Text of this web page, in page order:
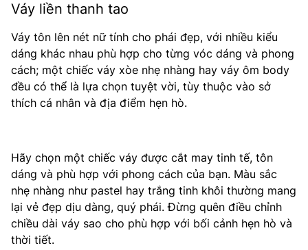
Váy liền thanh tao
Váy tôn lên nét nữ tính cho phái đẹp, với nhiều kiểu
dáng khác nhau phù hợp cho từng vóc dáng và phong
cách; một chiếc váy xòe nhẹ nhàng hay váy ôm body
đều có thể là lựa chọn tuyệt vời, tùy thuộc vào sở
thích cá nhân và địa điểm hẹn hò.
Hãy chọn một chiếc váy được cắt may tinh tế, tôn
dáng và phù hợp với phong cách của bạn. Màu sắc
nhẹ nhàng như pastel hay trắng tinh khôi thường mang
lại vẻ đẹp dịu dàng, quý phái. Đừng quên điều chỉnh
chiều dài váy sao cho phù hợp với bối cảnh hẹn hò và
thời tiết.